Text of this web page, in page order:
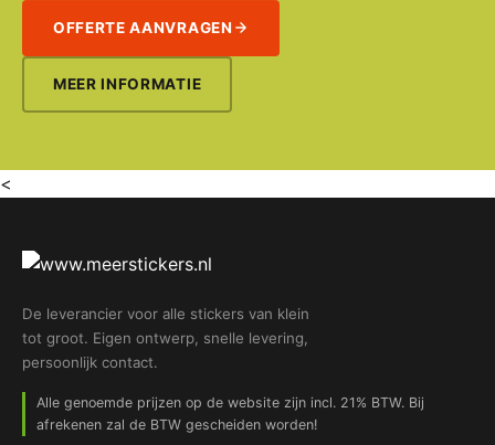
OFFERTE AANVRAGEN
MEER INFORMATIE
<
De leverancier voor alle stickers van klein
tot groot. Eigen ontwerp, snelle levering,
persoonlijk contact.
Alle genoemde prijzen op de website zijn incl. 21% BTW. Bij
afrekenen zal de BTW gescheiden worden!